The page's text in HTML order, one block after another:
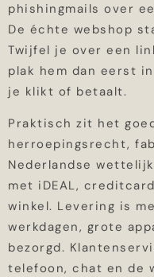
phishingmails over
De échte webshop
Twijfel je over een
plak hem dan eerst
je klikt of betaalt.
Praktisch zit het
herroepingsrecht,
Nederlandse
met iDEAL,
winkel. Levering is
werkdagen, grote
bezorgd.
telefoon, chat en de